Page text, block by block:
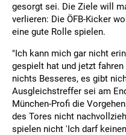
gesorgt sei. Die Ziele will
verlieren: Die ÖFB-Kicker
eine gute Rolle spielen.
"Ich kann mich gar nicht
gespielt hat und jetzt
nichts Besseres, es gibt
Ausgleichstreffer sei am
München-Profi die
des Tores nicht
spielen nicht 'Ich darf